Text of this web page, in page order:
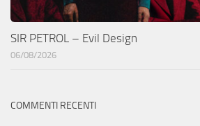
SIR PETROL – Evil Design
06/08/2026
COMMENTI RECENTI